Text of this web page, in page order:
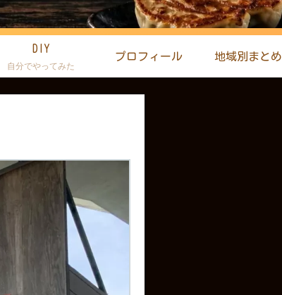
DIY
自分でやってみた
プロフィール 地域別まとめ